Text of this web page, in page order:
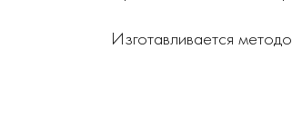
Изготавливается